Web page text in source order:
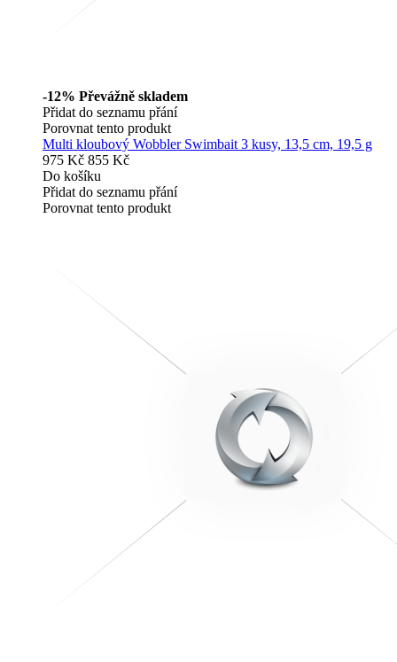
-12% Převážně skladem
Přidat do seznamu přání
Porovnat tento produkt
Multi kloubový Wobbler Swimbait 3 kusy, 13,5 cm, 19,5 g
975 Kč 855 Kč
Do košíku
Přidat do seznamu přání
Porovnat tento produkt